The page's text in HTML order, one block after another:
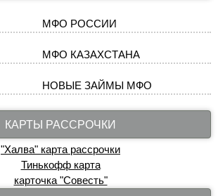
МФО РОССИИ
МФО КАЗАХСТАНА
НОВЫЕ ЗАЙМЫ МФО
КАРТЫ РАССРОЧКИ
"Халва" карта рассрочки
Тинькофф карта
карточка "Совесть"